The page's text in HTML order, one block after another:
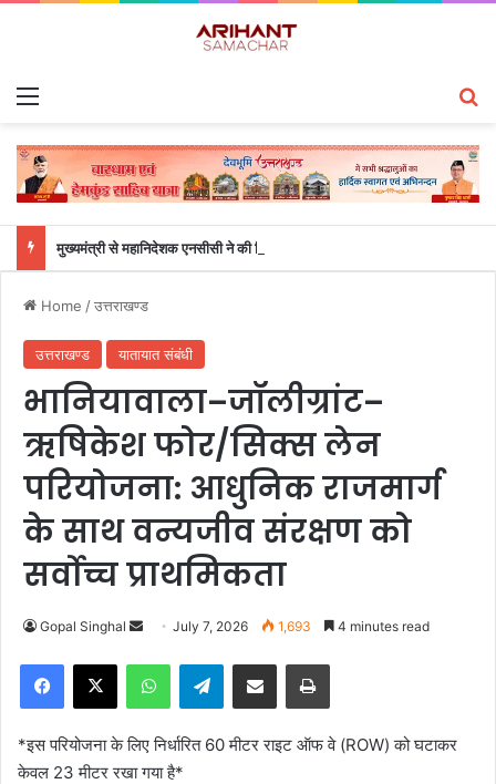
मुख्यमंत्री से महानिदेशक एनसीसी ने की शिष्टाचार भेंट
Home /उत्तराखण्ड
उत्तराखण्ड यातायात संबंधी
भानियावाला–जॉलीग्रांट–
ऋषिकेश फोर/सिक्स लेन
परियोजना: आधुनिक राजमार्ग
के साथ वन्यजीव संरक्षण को
सर्वोच्च प्राथमिकता
Gopal Singhal
n
d
July 7, 2026 1,693 4 minutes read
Telegram
*इस परियोजना के लिए निर्धारित 60 मीटर राइट ऑफ वे (ROW) को घटाकर
केवल 23 मीटर रखा गया है*